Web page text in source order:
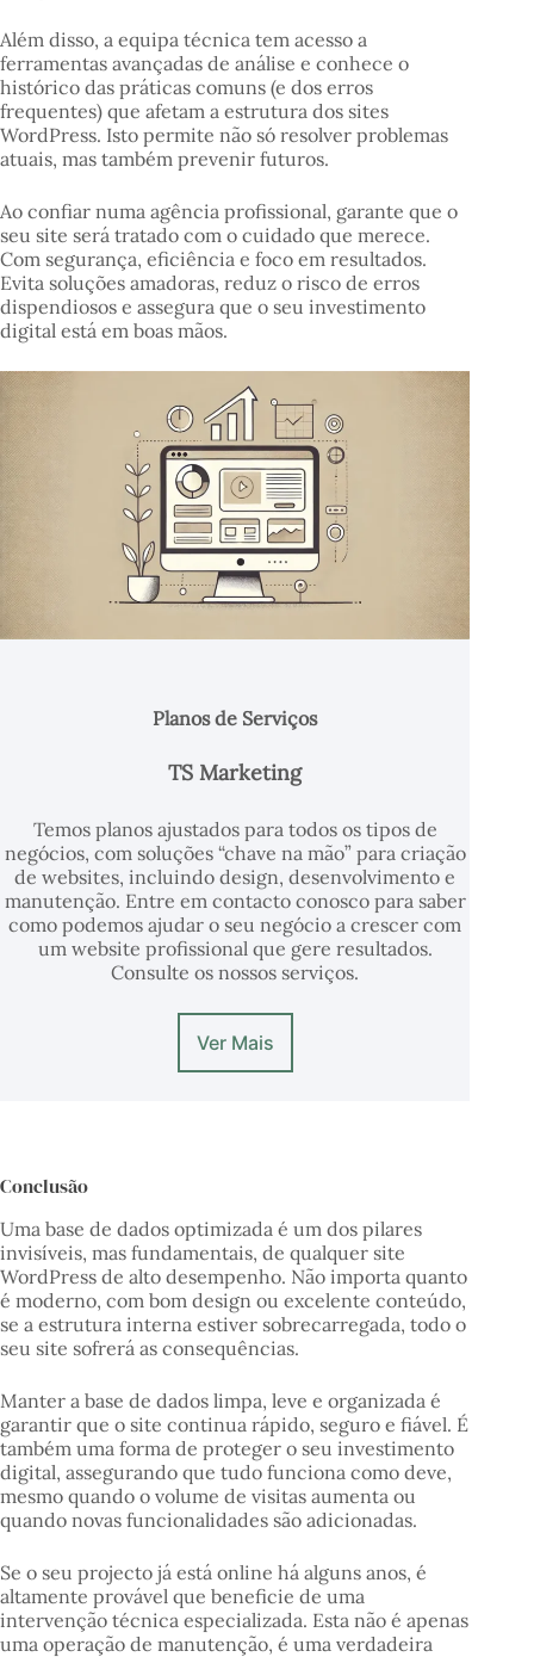
Além disso, a equipa técnica tem acesso a
ferramentas avançadas de análise e conhece o
histórico das práticas comuns (e dos erros
frequentes) que afetam a estrutura dos sites
WordPress. Isto permite não só resolver problemas
atuais, mas também prevenir futuros.
Ao confiar numa agência profissional, garante que o
seu site será tratado com o cuidado que merece.
Com segurança, eficiência e foco em resultados.
Evita soluções amadoras, reduz o risco de erros
dispendiosos e assegura que o seu investimento
digital está em boas mãos.
Planos de Serviços
TS Marketing
Temos planos ajustados para todos os tipos de
negócios, com soluções “chave na mão” para criação
de websites, incluindo design, desenvolvimento e
manutenção. Entre em contacto conosco para saber
como podemos ajudar o seu negócio a crescer com
um website profissional que gere resultados.
Consulte os nossos serviços.
Ver Mais
Conclusão
Uma base de dados optimizada é um dos pilares
invisíveis, mas fundamentais, de qualquer site
WordPress de alto desempenho. Não importa quanto
é moderno, com bom design ou excelente conteúdo,
se a estrutura interna estiver sobrecarregada, todo o
seu site sofrerá as consequências.
Manter a base de dados limpa, leve e organizada é
garantir que o site continua rápido, seguro e fiável. É
também uma forma de proteger o seu investimento
digital, assegurando que tudo funciona como deve,
mesmo quando o volume de visitas aumenta ou
quando novas funcionalidades são adicionadas.
Se o seu projecto já está online há alguns anos, é
altamente provável que beneficie de uma
intervenção técnica especializada. Esta não é apenas
uma operação de manutenção, é uma verdadeira